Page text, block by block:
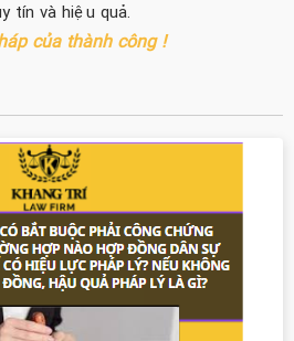
tín và hiệu quả.
của thành công !